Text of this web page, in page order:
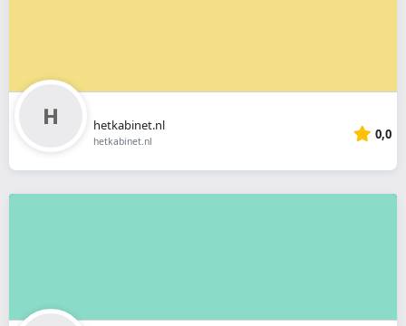
hetkabinet.nl
hetkabinet.nl 0,0